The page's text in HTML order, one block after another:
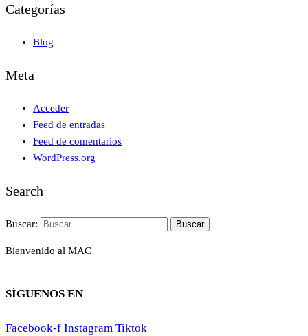
Categorías
Blog
Meta
Acceder
Feed de entradas
Feed de comentarios
WordPress.org
Search
Buscar:
Bienvenido al MAC
SÍGUENOS EN
Facebook-f Instagram Tiktok